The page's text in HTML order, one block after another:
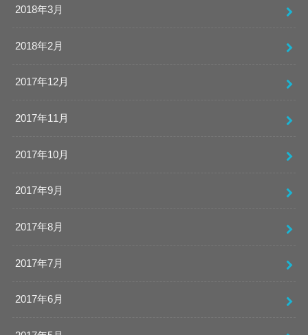
2018年3月
2018年2月
2017年12月
2017年11月
2017年10月
2017年9月
2017年8月
2017年7月
2017年6月